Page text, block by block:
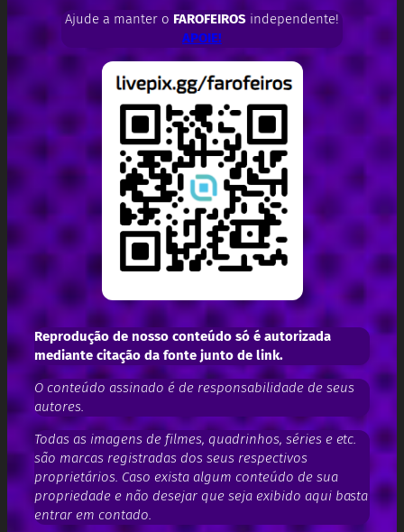
Ajude a manter o FAROFEIROSindependente!
APOIE!
Reprodução de nosso conteúdo só é autorizada
mediante citação da fonte junto de link.
O conteúdo assinado é de responsabilidade de seus
autores.
Todas as imagens de filmes, quadrinhos, séries e etc.
são marcas registradas dos seus respectivos
proprietários. Caso exista algum conteúdo de sua
propriedade e não desejar que seja exibido aqui basta
entrar em contado.